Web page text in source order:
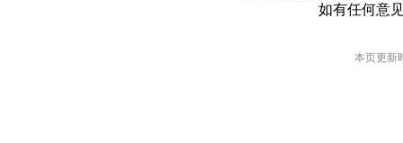
如有任何意
本页更新